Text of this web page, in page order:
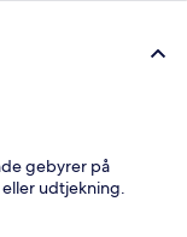
gebyrer på
udtjekning.